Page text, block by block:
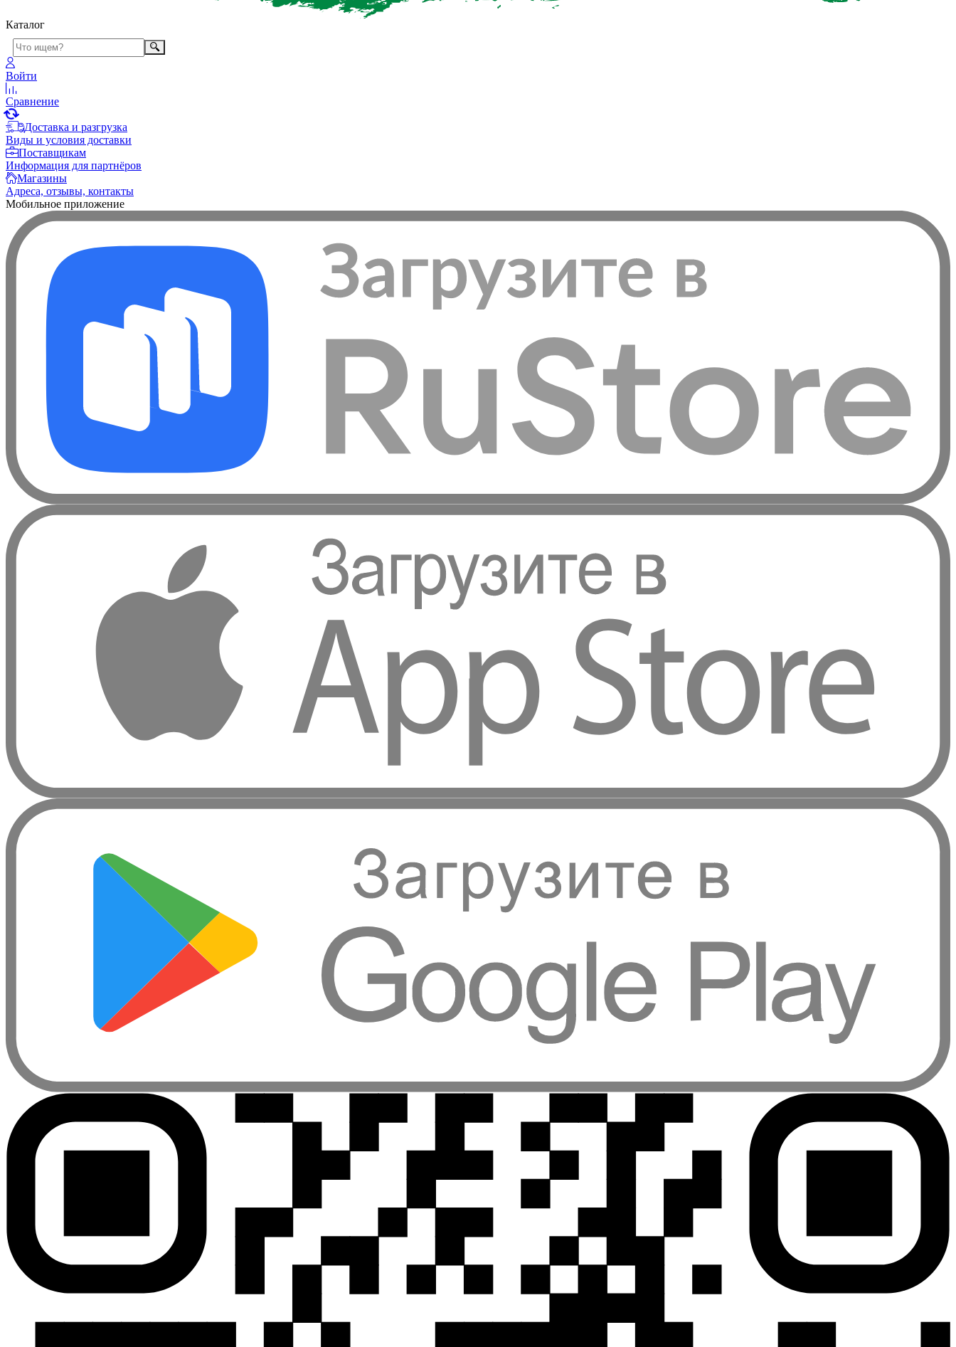
Каталог
Войти
Сравнение
Доставка и разгрузка
Виды и условия доставки
Поставщикам
Информация для партнёров
Магазины
Адреса, отзывы, контакты
Мобильное приложение